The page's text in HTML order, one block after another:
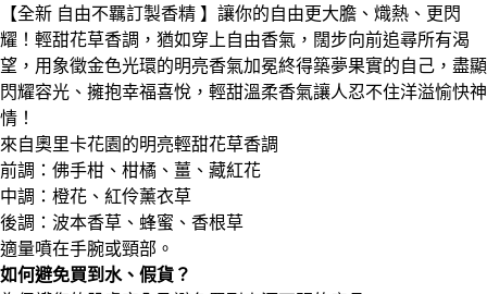
【全新 自由不羈訂製香精 】讓你的自由更大膽、熾熱、更閃
耀！輕甜花草香調，猶如穿上自由香氣，闊步向前追尋所有渴
望，用象徵金色光環的明亮香氣加冕終得築夢果實的自己，盡顯
閃耀容光、擁抱幸福喜悅，輕甜溫柔香氣讓人忍不住洋溢愉快神
情！
來自奧里卡花園的明亮輕甜花草香調
前調：佛手柑、柑橘、薑、藏紅花
中調：橙花、紅伶薰衣草
後調：波本香草、蜂蜜、香根草
適量噴在手腕或頸部。
如何避免買到水、假貨？